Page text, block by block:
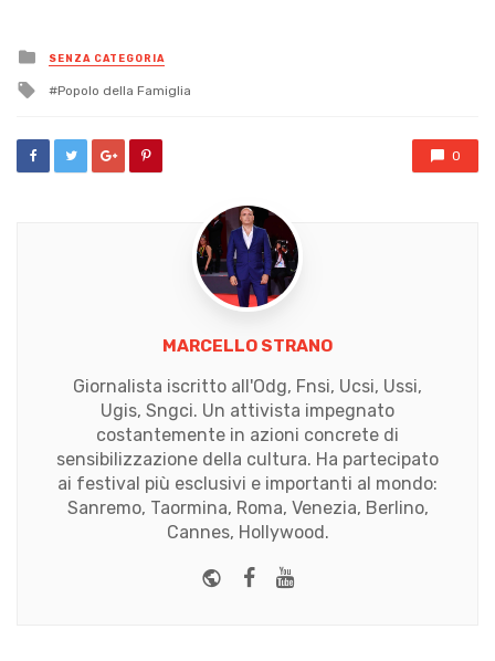
Posted
in
SENZA CATEGORIA
Tagged
Popolo della Famiglia
0
MARCELLO STRANO
Giornalista iscritto all'Odg, Fnsi, Ucsi, Ussi,
Ugis, Sngci. Un attivista impegnato
costantemente in azioni concrete di
sensibilizzazione della cultura. Ha partecipato
ai festival più esclusivi e importanti al mondo:
Sanremo, Taormina, Roma, Venezia, Berlino,
Cannes, Hollywood.
Website
Facebook
Youtube